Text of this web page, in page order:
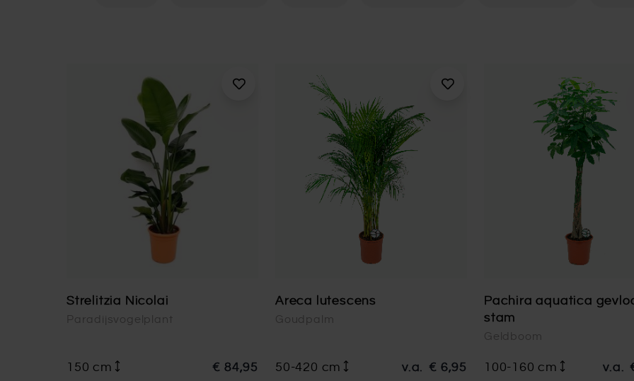
Strelitzia Nicolai
Paradijsvogelplant
150 cm € 84,95
Areca lutescens
Goudpalm
50-420 cm v.a. € 6,95
Pachira aquatica
stam
Geldboom
100-160 cm v.a.